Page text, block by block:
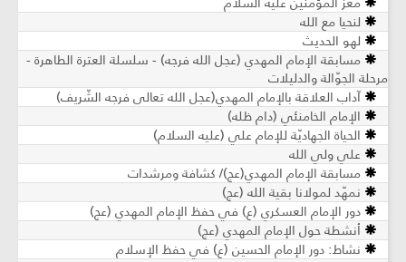
لنحيا مع الله
لهو الحديث
مسابقة الإمام المهدي (عجل الله فرجه) - سلسلة العترة الطاهرة -
مرحلة الجوّالة والدليلات
آداب العلاقة بالإمام المهدي(عجل الله تعالى فرجه الشّريف)
الإمام الخامنئي (دام ظله)
الحياة الجهاديّة للإمام علي (عليه السلام)
علي ولي الله
مسابقة الإمام المهدي(عج)/ كشافة ومرشدات
نمهّد لمولانا بقية الله (عج)
دور الإمام العسكري (ع) في حفظ الإمام المهدي (عج)
أنشطة حول الإمام المهدي (عج)
نشاط: دور الإمام الحسين (ع) في حفظ الإسلام